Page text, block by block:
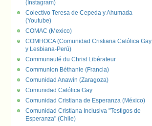
(Instagram)
Colectivo Teresa de Cepeda y Ahumada
(Youtube)
COMAC (Mexico)
COMHOCA (Comunidad Cristiana Católica Gay
y Lesbiana-Perú)
Communauté du Christ Libérateur
Communion Béthanie (Francia)
Comunidad Anawin (Zaragoza)
Comunidad Católica Gay
Comunidad Cristiana de Esperanza (México)
Comunidad Cristiana Inclusiva "Testigos de
Esperanza" (Chile)